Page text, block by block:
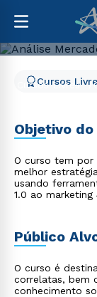
Cursos Livres
Cursos
Objetivo
O curso tem por
melhor
usando
1.0 ao marketing
Público
O curso é
correlatas, bem
conhecimento